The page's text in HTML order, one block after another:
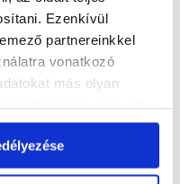
Ezenkívül
partnereinkkel
vonatkozó
más olyan
gyűjtöttek.